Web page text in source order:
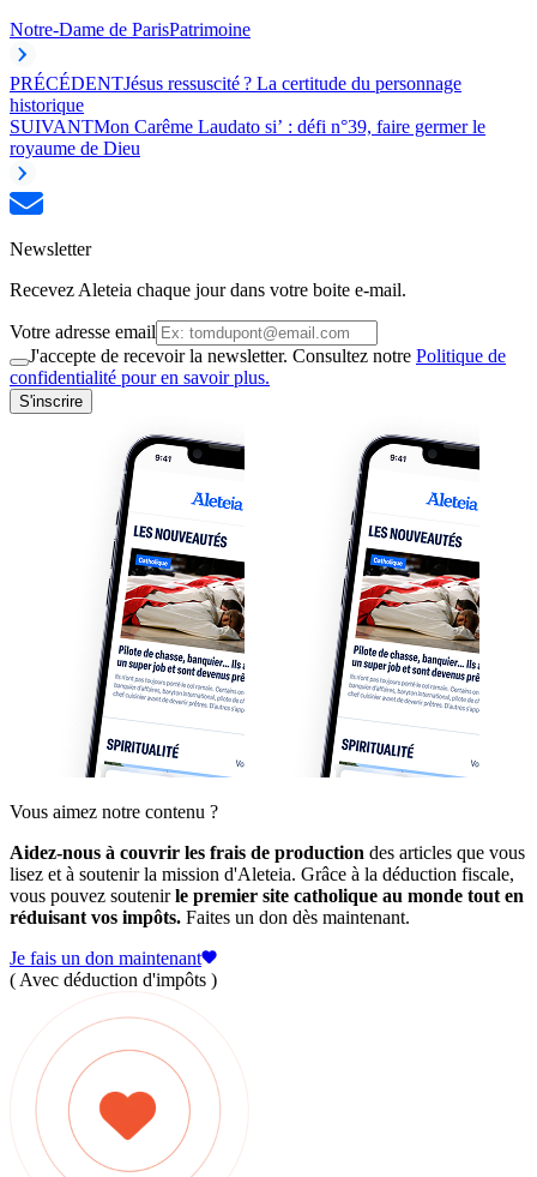
Notre-Dame de ParisPatrimoine
PRÉCÉDENTJésus ressuscité ? La certitude du personnage
historique
SUIVANTMon Carême Laudato si’ : défi n°39, faire germer le
royaume de Dieu
Newsletter
Recevez Aleteia chaque jour dans votre boite e-mail.
Votre adresse email
J'accepte de recevoir la newsletter. Consultez notre Politique de
confidentialité pour en savoir plus.
S'inscrire
Vous aimez notre contenu ?
Aidez-nous à couvrir les frais de production des articles que vous
lisez et à soutenir la mission d'Aleteia. Grâce à la déduction fiscale,
vous pouvez soutenirle premier site catholique au monde tout en
réduisant vos impôts. Faites un don dès maintenant.
Je fais un don maintenant
( Avec déduction d'impôts )